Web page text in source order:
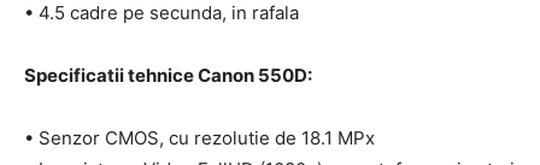
• 4.5 cadre pe secunda, in rafala
Specificatii tehnice Canon 550D:
• Senzor CMOS, cu rezolutie de 18.1 MPx